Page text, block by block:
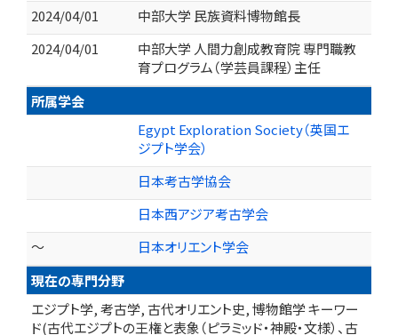
2024/04/01
中部大学 民族資料博物館長
2024/04/01
中部大学 人間力創成教育院 専門職教
育プログラム（学芸員課程）主任
所属学会
Egypt Exploration Society（英国エ
ジプト学会）
日本考古学協会
日本西アジア考古学会
～
日本オリエント学会
現在の専門分野
エジプト学, 考古学, 古代オリエント史, 博物館学 キーワー
ド(古代エジプトの王権と表象（ピラミッド・神殿・文様）、古